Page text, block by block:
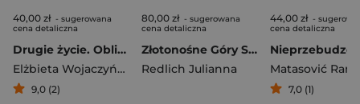
40,00 zł - sugerowana
cena detaliczna
Drugie życie. Oblicza recyklingu
Elżbieta Wojaczyńska
9,0 (2)
80,00 zł - sugerowana
cena detaliczna
Złotonośne Góry Sobotnie panami nas uczyniły
Redlich Julianna
44,00 zł -
cena detaliczna
Matasović
7,0 (1)